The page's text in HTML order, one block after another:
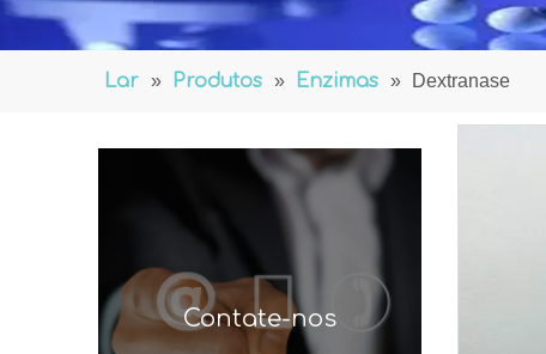
Lar » Produtos » Enzimas » Dextranase
Contate-nos